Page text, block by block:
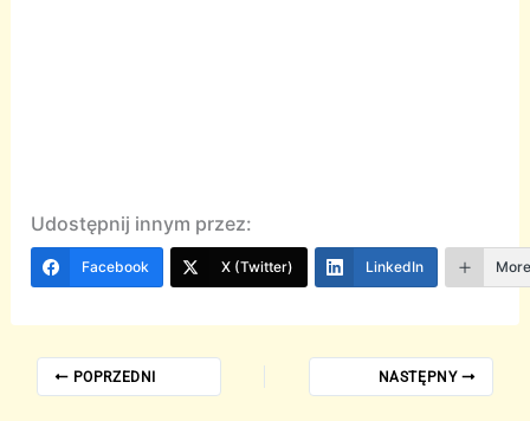
Udostępnij innym przez:
Facebook X (Twitter) LinkedIn
POPRZEDNI NASTĘPNY